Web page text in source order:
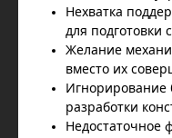
Нехватка
для подготовки
Желание
вместо их
Игнорирование
разработки
Недостаточное